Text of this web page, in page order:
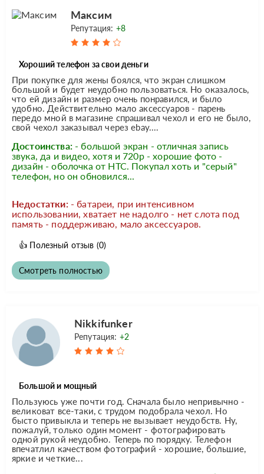
Максим
Репутация: +8
Хороший телефон за свои деньги
При покупке для жены боялся, что экран слишком
большой и будет неудобно пользоваться. Но оказалось,
что ей дизайн и размер очень понравился, и было
удобно. Действительно мало аксессуаров - парень
передо мной в магазине спрашивал чехол и его не было,
свой чехол заказывал через ebay....
Достоинства: - большой экран - отличная запись
звука, да и видео, хотя и 720р - хорошие фото -
дизайн - оболочка от HTC. Покупал хоть и "серый"
телефон, но он обновился...
Недостатки: - батареи, при интенсивном
использовании, хватает не надолго - нет слота под
память - поддерживаю, мало аксессуаров.
👍 Полезный отзыв (0)
Смотреть полностью
Nikkifunker
Репутация: +2
Большой и мощный
Пользуюсь уже почти год. Сначала было непривычно -
великоват все-таки, с трудом подобрала чехол. Но
бысто привыкла и теперь не вызывает неудобств. Ну,
пожалуй, только один момент - фотографировать
одной рукой неудобно. Теперь по порядку. Телефон
впечатлил качеством фотографий - хорошие, большие,
яркие и четкие...